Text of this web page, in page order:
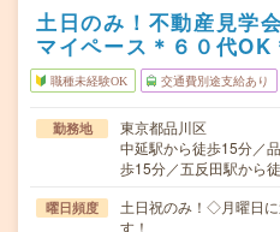
土日のみ！不動産見学
マイペース＊６０代OK
職種未経験OK 交通費別途支給あり
勤務地
東京都品川区
中延駅から徒歩15分／
歩15分／五反田駅から
曜日頻度
土日祝のみ！◇月曜日
す！